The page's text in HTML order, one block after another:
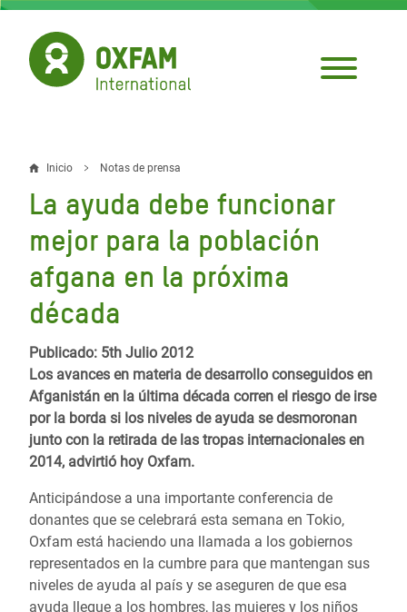
Pasar
contenido
principal
Sobrescribir
enlaces
de
ayuda
a
la
navegación
Inicio Notas de prensa
La ayuda debe funcionar
mejor para la población
afgana en la próxima
década
Publicado: 5th Julio 2012
Los avances en materia de desarrollo conseguidos en
Afganistán en la última década corren el riesgo de irse
por la borda si los niveles de ayuda se desmoronan
junto con la retirada de las tropas internacionales en
2014, advirtió hoy Oxfam.
Anticipándose a una importante conferencia de
donantes que se celebrará esta semana en Tokio,
Oxfam está haciendo una llamada a los gobiernos
representados en la cumbre para que mantengan sus
niveles de ayuda al país y se aseguren de que esa
ayuda llegue a los hombres, las mujeres y los niños